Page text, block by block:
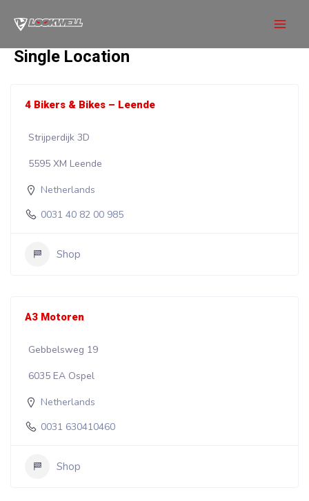
content
Single Location
4 Bikers & Bikes – Leende
Strijperdijk 3D
5595 XM Leende
Netherlands
0031 40 82 00 985
Shop
A3 Motoren
Gebbelsweg 19
6035 EA Ospel
Netherlands
0031 630410460
Shop